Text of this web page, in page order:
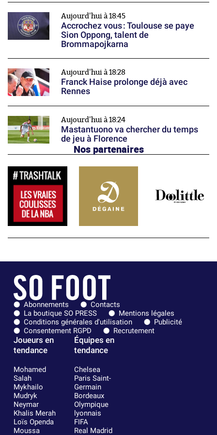
Aujourd'hui à 18:45
Accrochez vous : Toulouse se paye
Sion Oppong, talent de
Brommapojkarna
Aujourd'hui à 18:28
Franck Haise prolonge déjà avec
Rennes
Aujourd'hui à 18:24
Mastantuono va chercher du temps
de jeu à Florence
Nos partenaires
Abonnements
Contacts
La boutique SO PRESS
Mentions légales
Conditions générales d'utilisation
Publicité
Consentement RGPD
Recrutement
Joueurs en
tendance
Mohamed
Salah
Mykhailo
Mudryk
Neymar
Khalis Merah
Loïs Openda
Moussa
Équipes en
tendance
Chelsea
Paris Saint-
Germain
Bordeaux
Olympique
lyonnais
FIFA
Real Madrid